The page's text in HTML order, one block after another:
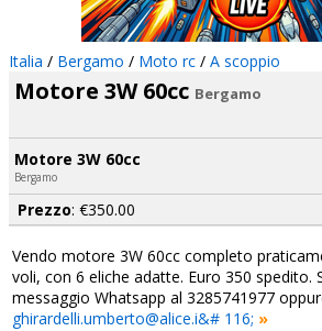
Italia / Bergamo / Moto rc / A scoppio
Motore 3W 60cc Bergamo
Motore 3W 60cc
Bergamo
Prezzo: €350.00
Vendo motore 3W 60cc completo
voli, con 6 eliche adatte. Euro 350 spedito.
messaggio Whatsapp al 3285741977
ghirardelli.umberto@alice.i&# 116; »